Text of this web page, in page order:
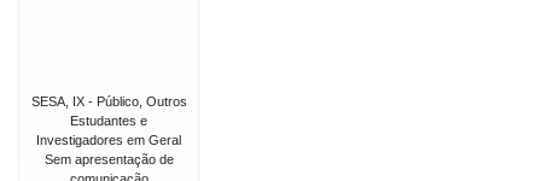
SESA, IX - Público, Outros
Estudantes e
Investigadores em Geral
Sem apresentação de